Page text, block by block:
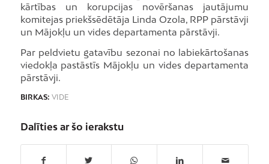
kārtības un korupcijas novēršanas jautājumu
komitejas priekšsēdētāja Linda Ozola, RPP pārstāvji
un Mājokļu un vides departamenta pārstāvji.
Par peldvietu gatavību sezonai no labiekārtošanas
viedokļa pastāstīs Mājokļu un vides departamenta
pārstāvji.
BIRKAS: VIDE
Dalīties ar šo ierakstu